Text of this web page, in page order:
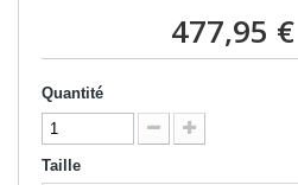
477,95 €
Quantité
Taille